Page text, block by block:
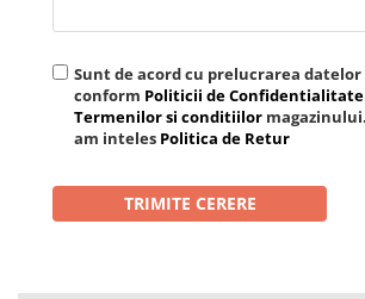
Sunt de acord cu prelucrarea
conform Politicii de Confidentialitate
Termenilor si conditiilor
am inteles Politica de Retur